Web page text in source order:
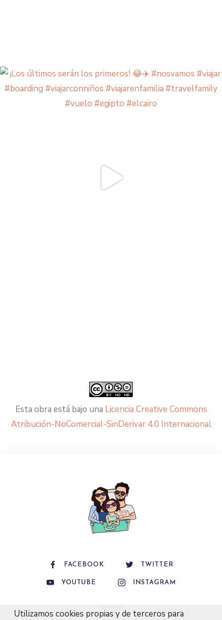
Esta obra está bajo una Licencia Creative Commons
Atribución-NoComercial-SinDerivar 4.0 Internacional
FACEBOOK TWITTER
YOUTUBE INSTAGRAM
Utilizamos cookies propias y de terceros para